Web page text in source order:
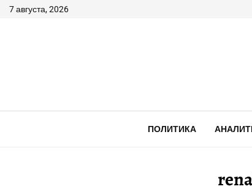
7 августа, 2026
ПОЛИТИКА